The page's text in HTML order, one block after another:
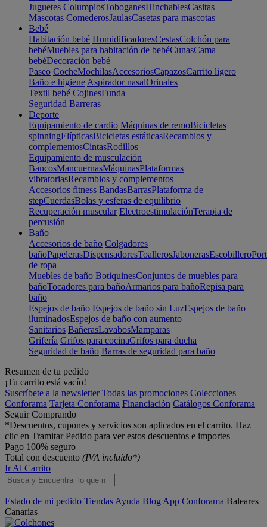
Juguetes ColumpiosToboganesHinchablesCasitas
Mascotas ComederosJaulasCasetas para mascotas
Bebé
Habitación bebé HumidificadoresCestasColchón para
bebéMuebles para habitación de bebéCunasCama
bebéDecoración bebé
Paseo CocheMochilasAccesoriosCapazosCarrito ligero
Baño e higiene Aspirador nasalOrinales
Textil bebé CojinesFunda
Seguridad Barreras
Deporte
Equipamiento de cardio Máquinas de remoBicicletas
spinningElípticasBicicletas estáticasRecambios y
complementosCintasRodillos
Equipamiento de musculación
BancosMancuernasMáquinasPlataformas
vibratoriasRecambios y complementos
Accesorios fitness BandasBarrasPlataforma de
stepCuerdasBolas y esferas de equilibrio
Recuperación muscular ElectroestimulaciónTerapia de
percusión
Baño
Accesorios de baño Colgadores
bañoPapelerasDispensadoresToallerosJabonerasEscobillero
de ropa
Muebles de baño BotiquinesConjuntos de muebles para
bañoTocadores para bañoArmarios para bañoRepisa para
baño
Espejos de baño Espejos de baño sin LuzEspejos de baño
iluminadosEspejos de baño con aumento
Sanitarios BañerasLavabosMamparas
Grifería Grifos para cocinaGrifos para ducha
Seguridad de baño Barras de seguridad para baño
Resumen de tu pedido
¡Tu carrito está vacío!
Suscríbete a la newsletter Todas las promociones Colecciones
Conforama Tarjeta Conforama Financiación Catálogos Conforama
Seguir Comprando
*Descuentos, cupones y servicios son aplicados en el carrito. Haz
clic en Tramitar Pedido para ver estos descuentos e importes
Pago 100% seguro
Total con descuento (IVA incluido*)
Ir Al Carrito
Estado de mi pedido Tiendas Ayuda Blog App Conforama Baleares
Canarias